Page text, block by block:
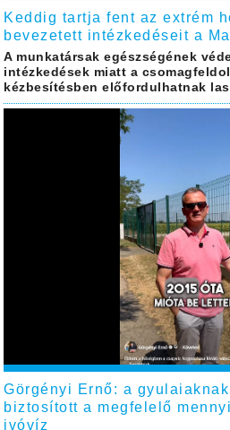
Keddig tartja fent az extrém
bevezetett intézkedéseit a
A munkatársak egészségének
intézkedések miatt a
kézbesítésben előfordulhatnak
Görgényi Ernő: a
biztosított a megfelelő
ivóvíz